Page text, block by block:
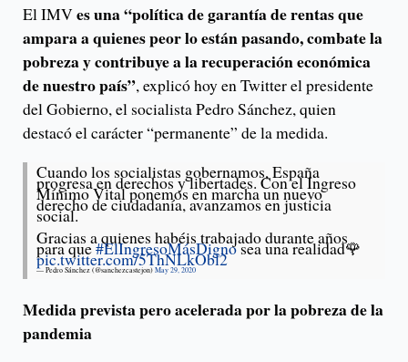
El IMVes una “política de garantía de rentas que
ampara a quienes peor lo están pasando, combate la
pobreza y contribuye a la recuperación económica
de nuestro país”, explicó hoy en Twitter el presidente
del Gobierno, el socialista Pedro Sánchez, quien
destacó el carácter “permanente” de la medida.
Cuando los socialistas gobernamos, España
progresa en derechos y libertades. Con el Ingreso
Mínimo Vital ponemos en marcha un nuevo
derecho de ciudadanía, avanzamos en justicia
social.
Gracias a quienes habéis trabajado durante años
para que#ElIngresoMásDignosea una realidad🌹
pic.twitter.com/5ThNLkObl2
— Pedro Sánchez (@sanchezcastejon) May 29, 2020
Medida prevista pero acelerada por la pobreza de la
pandemia